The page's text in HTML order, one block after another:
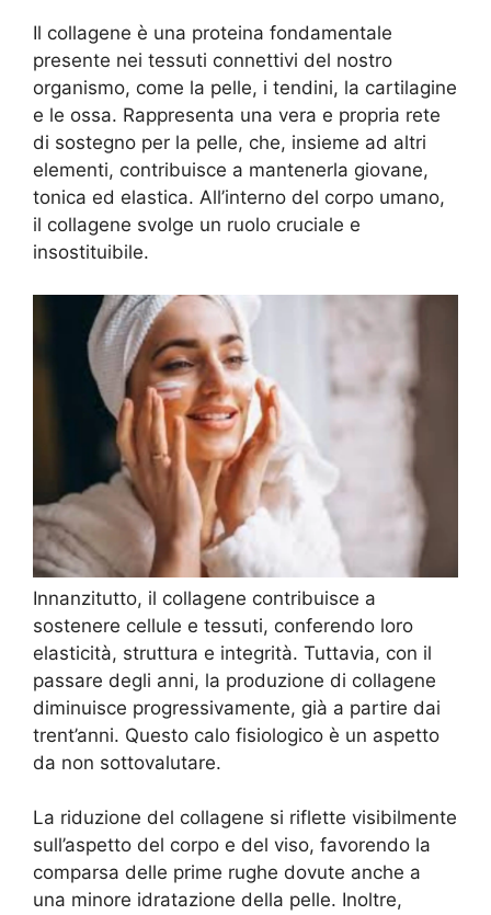
Il collagene è una proteina fondamentale
presente nei tessuti connettivi del nostro
organismo, come la pelle, i tendini, la cartilagine
e le ossa. Rappresenta una vera e propria rete
di sostegno per la pelle, che, insieme ad altri
elementi, contribuisce a mantenerla giovane,
tonica ed elastica. All’interno del corpo umano,
il collagene svolge un ruolo cruciale e
insostituibile.
Innanzitutto, il collagene contribuisce a
sostenere cellule e tessuti, conferendo loro
elasticità, struttura e integrità. Tuttavia, con il
passare degli anni, la produzione di collagene
diminuisce progressivamente, già a partire dai
trent’anni. Questo calo fisiologico è un aspetto
da non sottovalutare.
La riduzione del collagene si riflette visibilmente
sull’aspetto del corpo e del viso, favorendo la
comparsa delle prime rughe dovute anche a
una minore idratazione della pelle. Inoltre,